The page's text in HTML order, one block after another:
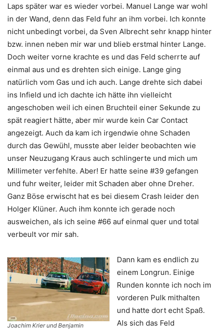
Laps später war es wieder vorbei. Manuel Lange war wohl
in der Wand, denn das Feld fuhr an ihm vorbei. Ich konnte
nicht unbedingt vorbei, da Sven Albrecht sehr knapp hinter
bzw. innen neben mir war und blieb erstmal hinter Lange.
Doch weiter vorne krachte es und das Feld scherrte auf
einmal aus und es drehten sich einige. Lange ging
natürlich vom Gas und ich auch. Lange drehte sich dabei
ins Infield und ich dachte ich hätte ihn vielleicht
angeschoben weil ich einen Bruchteil einer Sekunde zu
spät reagiert hätte, aber mir wurde kein Car Contact
angezeigt. Auch da kam ich irgendwie ohne Schaden
durch das Gewühl, musste aber leider beobachten wie
unser Neuzugang Kraus auch schlingerte und mich um
Millimeter verfehlte. Aber! Er hatte seine #39 gefangen
und fuhr weiter, leider mit Schaden aber ohne Dreher.
Ganz Böse erwischt hat es bei diesem Crash leider den
Holger Klüner. Auch ihm konnte ich gerade noch
ausweichen, als ich seine #66 auf einmal quer und total
verbeult vor mir sah.
Joachim Krier und Benjamin
Dann kam es endlich zu
einem Longrun. Einige
Runden konnte ich noch im
vorderen Pulk mithalten
und hatte dort echt Spaß.
Als sich das Feld